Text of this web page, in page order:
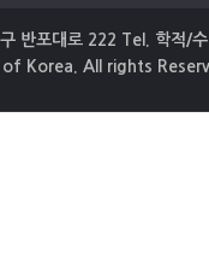
반포대로 222 Tel. 학적/
Korea. All rights